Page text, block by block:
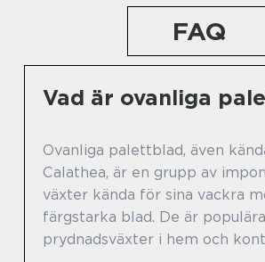
FAQ
Vad är ovanliga
Ovanliga palettblad, även
Calathea, är en grupp av
växter kända för sina vackra
färgstarka blad. De är populära
prydnadsväxter i hem och